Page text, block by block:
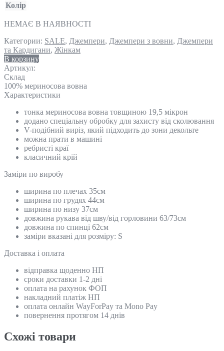
Колір
НЕМАЄ В НАЯВНОСТІ
Категории: SALE, Джемпери, Джемпери з вовни, Джемпери
та Кардигани, Жінкам
В корзину
Артикул:
Склад
100% мериносова вовна
Характеристики
тонка мериносова вовна товщиною 19,5 мікрон
додано спеціальну обробку для захисту від сколювання
V-подібний виріз, який підходить до зони декольте
можна прати в машині
ребристі краї
класичний крій
Замiри по виробу
ширина по плечах 35см
ширина по грудях 44см
ширина по низу 37см
довжина рукава від шву/від горловини 63/73см
довжина по спинці 62см
заміри вказані для розміру: S
Доставка і оплата
відправка щоденно НП
сроки доставки 1-2 дні
оплата на рахунок ФОП
накладний платіж НП
оплата онлайн WayForPay та Mono Pay
повернення протягом 14 днів
Схожi товари